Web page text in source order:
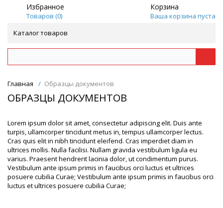
Избранное
Товаров (0)
Корзина
Ваша корзина пуста
Каталог товаров
Главная / Образцы документов
ОБРАЗЦЫ ДОКУМЕНТОВ
Lorem ipsum dolor sit amet, consectetur adipiscing elit. Duis ante
turpis, ullamcorper tincidunt metus in, tempus ullamcorper lectus.
Cras quis elit in nibh tincidunt eleifend. Cras imperdiet diam in
ultrices mollis. Nulla facilisi. Nullam gravida vestibulum ligula eu
varius. Praesent hendrerit lacinia dolor, ut condimentum purus.
Vestibulum ante ipsum primis in faucibus orci luctus et ultrices
posuere cubilia Curae; Vestibulum ante ipsum primis in faucibus orci
luctus et ultrices posuere cubilia Curae;